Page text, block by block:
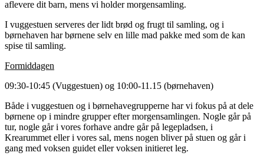
aflevere dit barn, mens vi holder morgensamling.
I vuggestuen serveres der lidt brød og frugt til samling, og i
børnehaven har børnene selv en lille mad pakke med som de kan
spise til samling.
Formiddagen
09:30-10:45 (Vuggestuen) og 10:00-11.15 (børnehaven)
Både i vuggestuen og i børnehavegrupperne har vi fokus på at dele
børnene op i mindre grupper efter morgensamlingen. Nogle går på
tur, nogle går i vores forhave andre går på legepladsen, i
Krearummet eller i vores sal, mens nogen bliver på stuen og går i
gang med voksen guidet eller voksen initieret leg.